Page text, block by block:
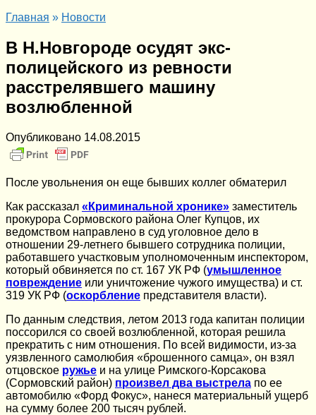
Главная » Новости
В Н.Новгороде осудят экс-
полицейского из ревности
расстрелявшего машину
возлюбленной
Опубликовано 14.08.2015
После увольнения он еще бывших коллег обматерил
Как рассказал «Криминальной хронике» заместитель
прокурора Сормовского района Олег Купцов, их
ведомством направлено в суд уголовное дело в
отношении 29-летнего бывшего сотрудника полиции,
работавшего участковым уполномоченным инспектором,
который обвиняется по ст. 167 УК РФ (умышленное
повреждение или уничтожение чужого имущества) и ст.
319 УК РФ (оскорбление представителя власти).
По данным следствия, летом 2013 года капитан полиции
поссорился со своей возлюбленной, которая решила
прекратить с ним отношения. По всей видимости, из-за
уязвленного самолюбия «брошенного самца», он взял
отцовское ружье и на улице Римского-Корсакова
(Сормовский район) произвел два выстрела по ее
автомобилю «Форд Фокус», нанеся материальный ущерб
на сумму более 200 тысяч рублей.